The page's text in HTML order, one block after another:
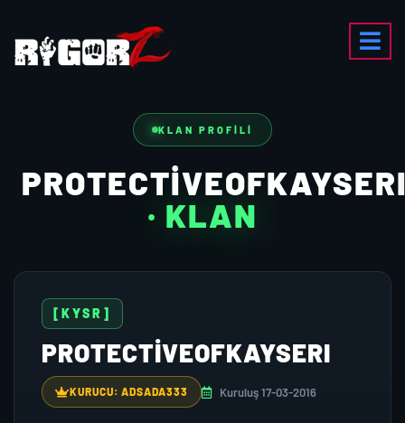
KLAN PROFILI
· KLAN
[KYSR]
PROTECTIVEOFKAYSERI
KURUCU: ADSADA333 Kuruluş 17-03-2016